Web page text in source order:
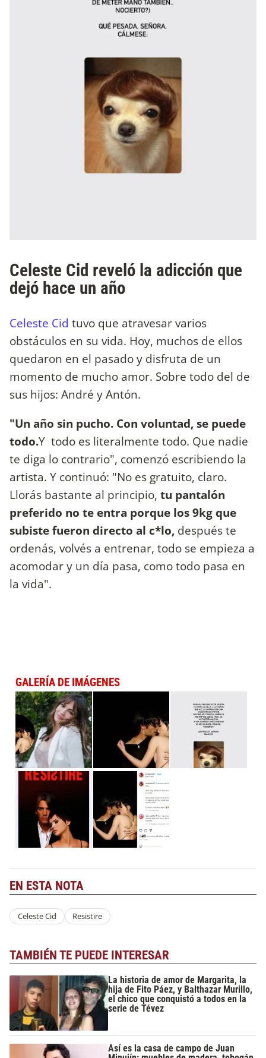
Celeste Cid reveló la adicción que
dejó hace un año
Celeste Cid tuvo que atravesar varios
obstáculos en su vida. Hoy, muchos de ellos
quedaron en el pasado y disfruta de un
momento de mucho amor. Sobre todo del de
sus hijos: André y Antón.
"Un año sin pucho. Con voluntad, se puede
todo.Y todo es literalmente todo. Que nadie
te diga lo contrario", comenzó escribiendo la
artista. Y continuó: "No es gratuito, claro.
Llorás bastante al principio, tu pantalón
preferido no te entra porque los 9kg que
subiste fueron directo al c*lo, después te
ordenás, volvés a entrenar, todo se empieza a
acomodar y un día pasa, como todo pasa en
la vida".
GALERÍA DE IMÁGENES
EN ESTA NOTA
Celeste Cid Resistire
TAMBIÉN TE PUEDE INTERESAR
La historia de amor de Margarita, la
hija de Fito Páez, y Balthazar Murillo,
el chico que conquistó a todos en la
serie de Tévez
Así es la casa de campo de Juan